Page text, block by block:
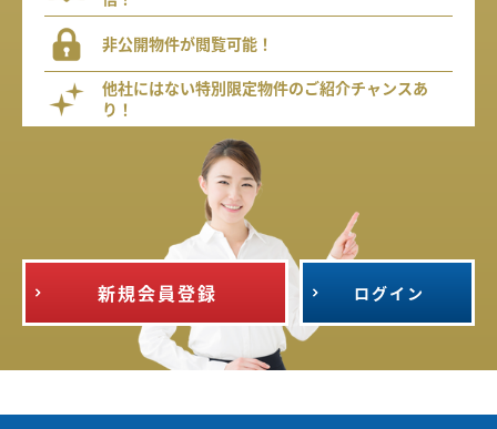
非公開物件が閲覧可能！
他社にはない特別限定物件のご紹介チャンスあ
り！
新規会員登録 ログイン